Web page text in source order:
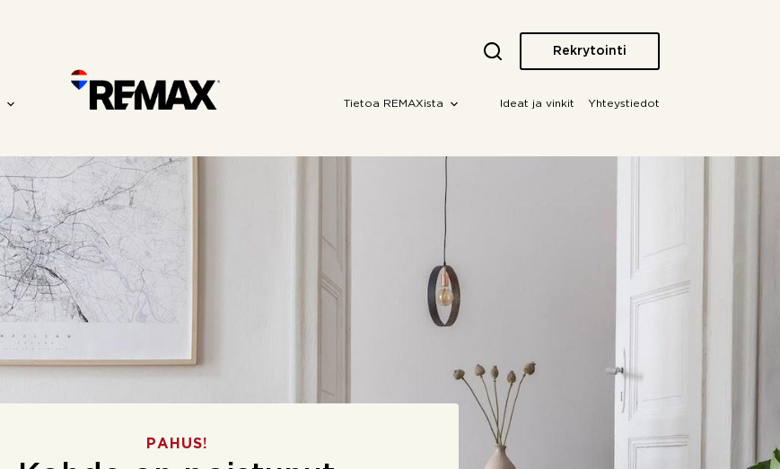
Rekrytointi
Tietoa REMAXista Ideat ja vinkit Yhteystiedot
PAHUS!